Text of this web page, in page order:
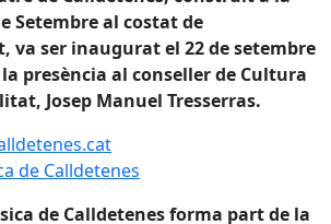
Setembre al costat de
va ser inaugurat el 22 de setembre
la presència al conseller de Cultura
Josep Manuel Tresserras.
de Calldetenes
de Calldetenes
de Calldetenes forma part de la